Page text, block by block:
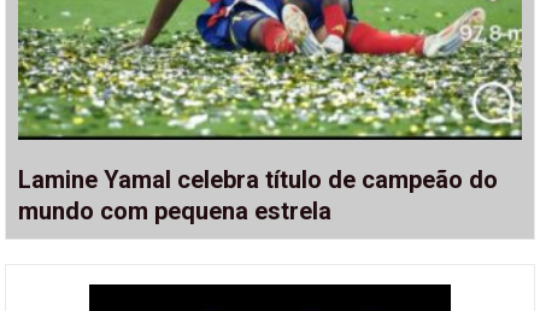
Lamine Yamal celebra título de campeão do
mundo com pequena estrela